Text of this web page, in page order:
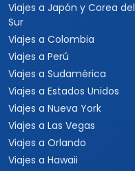
Viajes a Japón y Corea del
Sur
Viajes a Colombia
Viajes a Perú
Viajes a Sudamérica
Viajes a Estados Unidos
Viajes a Nueva York
Viajes a Las Vegas
Viajes a Orlando
Viajes a Hawaii